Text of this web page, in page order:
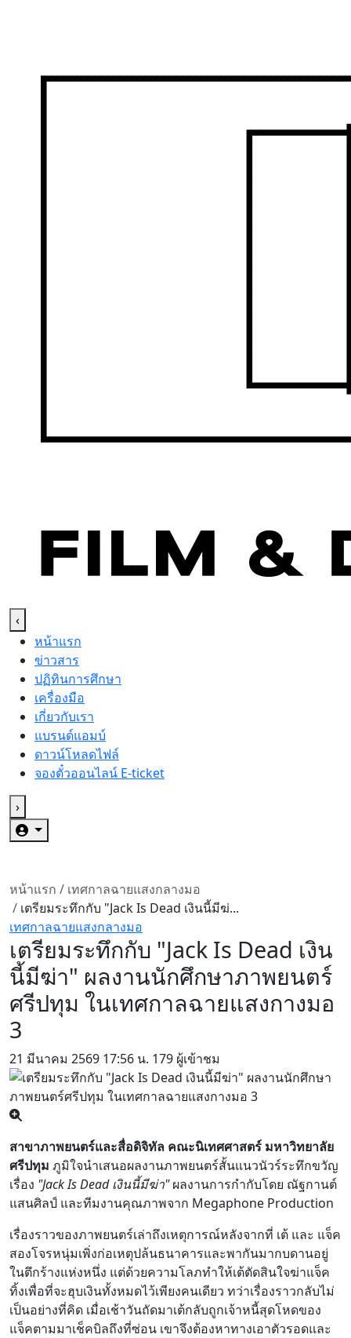
‹
หน้าแรก
ข่าวสาร
ปฏิทินการศึกษา
เครื่องมือ
เกี่ยวกับเรา
แบรนด์แอมบ์
ดาวน์โหลดไฟล์
จองตั๋วออนไลน์ E-ticket
›
หน้าแรก / เทศกาลฉายแสงกลางมอ
/ เตรียมระทึกกับ "Jack Is Dead เงินนี้มีฆ่...
เทศกาลฉายแสงกลางมอ
เตรียมระทึกกับ "Jack Is Dead เงิน
นี้มีฆ่า" ผลงานนักศึกษาภาพยนตร์
ศรีปทุม ในเทศกาลฉายแสงกางมอ
3
21 มีนาคม 2569 17:56 น. 179 ผู้เข้าชม
สาขาภาพยนตร์และสื่อดิจิทัล คณะนิเทศศาสตร์ มหาวิทยาลัย
ศรีปทุม ภูมิใจนำเสนอผลงานภาพยนตร์สั้นแนวนัวร์ระทึกขวัญ
เรื่อง "Jack Is Dead เงินนี้มีฆ่า"ผลงานการกำกับโดย ณัฐกานต์
แสนศิลป์ และทีมงานคุณภาพจาก Megaphone Production
เรื่องราวของภาพยนตร์เล่าถึงเหตุการณ์หลังจากที่ เต้ และ แจ็ค
สองโจรหนุ่มเพิ่งก่อเหตุปล้นธนาคารและพากันมากบดานอยู่
ในตึกร้างแห่งหนึ่ง แต่ด้วยความโลภทำให้เต้ตัดสินใจฆ่าแจ็ค
ทิ้งเพื่อที่จะฮุบเงินทั้งหมดไว้เพียงคนเดียว ทว่าเรื่องราวกลับไม่
เป็นอย่างที่คิด เมื่อเช้าวันถัดมาเต้กลับถูกเจ้าหนี้สุดโหดของ
แจ็คตามมาเช็คบิลถึงที่ซ่อน เขาจึงต้องหาทางเอาตัวรอดและ